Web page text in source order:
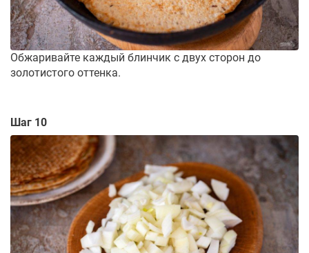
Обжаривайте каждый блинчик с двух сторон до
золотистого оттенка.
Шаг 10